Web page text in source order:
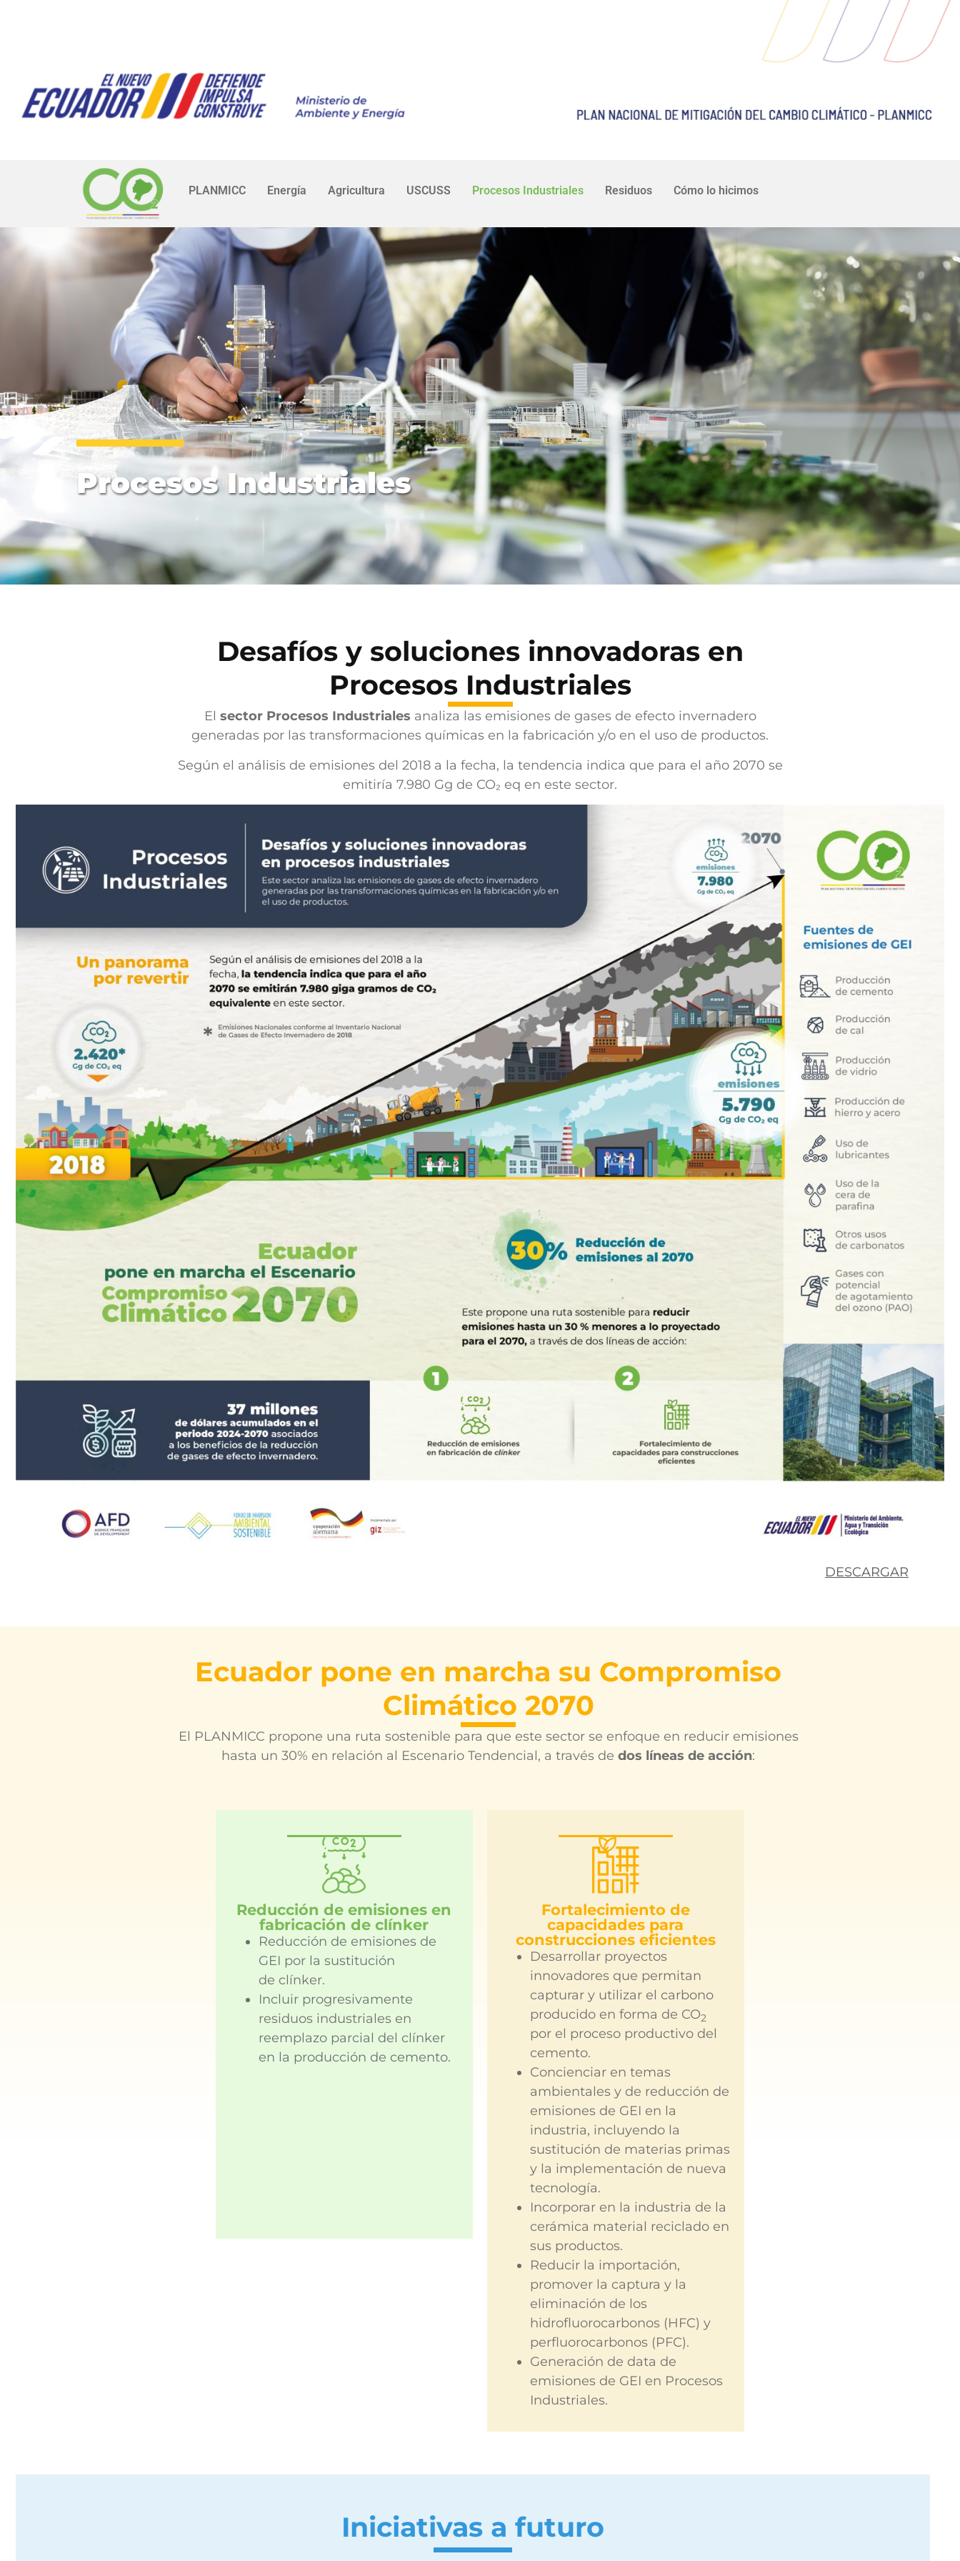
PLANMICC Energía Agricultura USCUSS Procesos Industriales Residuos Cómo lo hicimos
Procesos Industriales
Desafíos y soluciones innovadoras en
Procesos Industriales
El sector Procesos Industriales analiza las emisiones de gases de efecto invernadero
generadas por las transformaciones químicas en la fabricación y/o en el uso de productos.
Según el análisis de emisiones del 2018 a la fecha, la tendencia indica que para el año 2070 se
emitiría 7.980 Gg de CO₂ eq en este sector.
DESCARGAR
Ecuador pone en marcha su Compromiso
Climático 2070
El PLANMICC propone una ruta sostenible para que este sector se enfoque en reducir emisiones
hasta un 30% en relación al Escenario Tendencial, a través de dos líneas de acción:
Reducción de emisiones en
fabricación de clínker​
Reducción de emisiones de
GEI por la sustitución
de clínker.
Incluir progresivamente
residuos industriales en
reemplazo parcial del clínker
en la producción de cemento.
Fortalecimiento de
capacidades para
construcciones eficientes
Desarrollar proyectos
innovadores que permitan
capturar y utilizar el carbono
producido en forma de CO2
por el proceso productivo del
cemento.
Concienciar en temas
ambientales y de reducción de
emisiones de GEI en la
industria, incluyendo la
sustitución de materias primas
y la implementación de nueva
tecnología.
Incorporar en la industria de la
cerámica material reciclado en
sus productos.
Reducir la importación,
promover la captura y la
eliminación de los
hidrofluorocarbonos (HFC) y
perfluorocarbonos (PFC).
Generación de data de
emisiones de GEI en Procesos
Industriales.
Iniciativas a futuro